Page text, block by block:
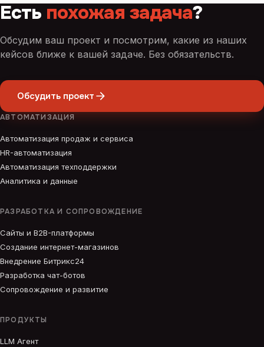
Есть похожая задача?
Обсудим ваш проект и посмотрим, какие из наших
кейсов ближе к вашей задаче. Без обязательств.
Обсудить проект
АВТОМАТИЗАЦИЯ
Автоматизация продаж и сервиса
HR-автоматизация
Автоматизация техподдержки
Аналитика и данные
РАЗРАБОТКА И СОПРОВОЖДЕНИЕ
Сайты и B2B-платформы
Создание интернет-магазинов
Внедрение Битрикс24
Разработка чат-ботов
Сопровождение и развитие
ПРОДУКТЫ
LLM Агент